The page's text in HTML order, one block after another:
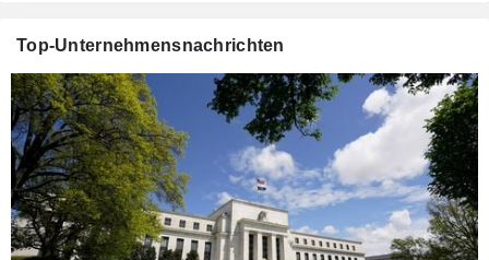
Top-Unternehmensnachrichten